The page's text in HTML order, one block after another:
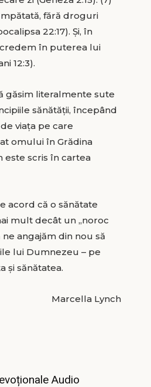
fără droguri
22:17). Și, în
în puterea lui
12:3).
găsim literalmente sute
sănătății, începând
viața pe care
omului în Grădina
este scris în cartea
acord că o sănătate
mult decât un „noroc
ne angajăm din nou să
lui Dumnezeu – pe
și sănătatea.
Marcella Lynch
Audio